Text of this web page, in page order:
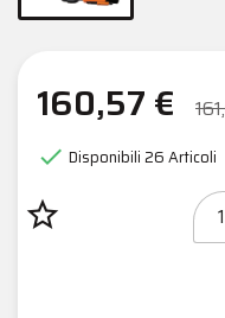
160,57 €
 Disponibili26 Articoli
star_border